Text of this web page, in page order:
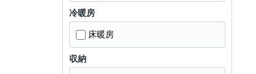
冷暖房
床暖房
収納